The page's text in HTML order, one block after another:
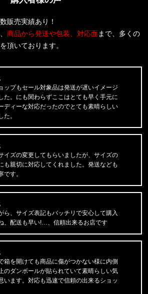
カルバンクライン
3PK TRUNK
客様ご注文ありがとうございます。
カルバンクライン
3PK TRUNK 3
カーハートダブルアイピー
RING I033370
PANT I032699
客様ご注文ありがとうございます。
ーサル
LONG RASH GUARD
客様ご注文ありがとうございます。
ル
DENIM1487266
販売実績あり！
商品から発送や包装、対応面まで、多くの
頂いております。
ップもセール対象品は発送が遅いイメージ
た。にも関わらずここはとても早く手元に
ディーな対応だったのでとても素晴らしい
た。
イズの変更してもらいましたが、サイズの
も親切に対応してくれました。発送なども
です。
ら、サイズ表記もバッチリで安心して購入
、配送も早い!…、信頼出来るお店です
箱を開けても商品に傷がつかない様に内側
のダンボールが貼られていて素晴らしい気
います。対応も迅速で信頼の出来るショッ